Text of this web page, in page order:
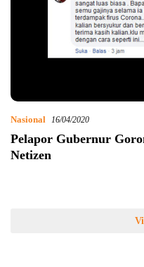
Nasional 16/04/2020
Pelapor Gubernur
Netizen